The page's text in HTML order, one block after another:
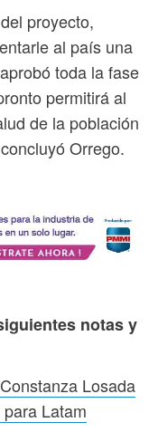
proyecto,
al país una
toda la fase
permitirá al
de la población
Orrego.
notas y
Losada
Latam